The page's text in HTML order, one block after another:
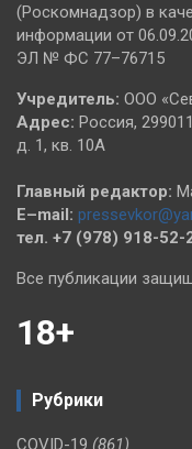
(Роскомнадзор) в
информации от
ЭЛ № ФС 77–76715
Учредитель: ООО
Адрес: Россия,
д. 1, кв. 10А
Главный редактор:
E–mail:
тел. +7 (978) 918-52-
Все публикации
18+
Рубрики
COVID-19 (861)